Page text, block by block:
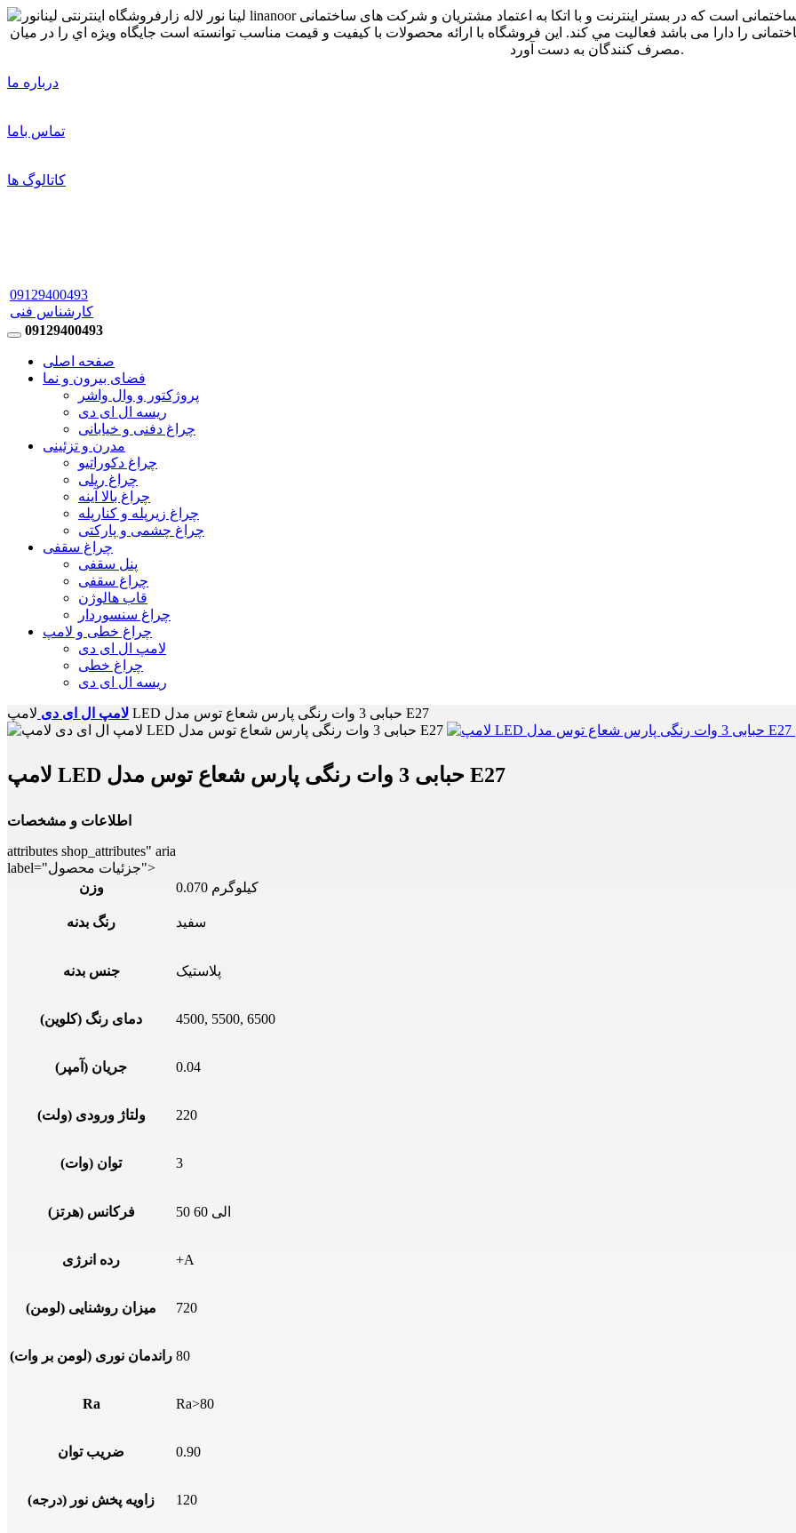
درباره ما
تماس باما
کاتالوگ ها
09129400493
کارشناس فنی
09129400493
صفحه اصلی
فضای بیرون و نما
پروژکتور و وال واشر
ریسه ال ای دی
چراغ دفنی و خیابانی
مدرن و تزئینی
چراغ دکوراتیو
چراغ ریلی
چراغ بالا آینه
چراغ زیرپله و کنارپله
چراغ چشمی و پارکتی
چراغ سقفی
پنل سقفی
چراغ سقفی
قاب هالوژن
چراغ سنسوردار
چراغ خطی و لامپ
لامپ ال ای دی
چراغ خطی
ریسه ال ای دی
لامپ ال ای دی لامپ LED حبابی 3 وات رنگی پارس شعاع توس مدل E27
لامپ LED حبابی 3 وات رنگی پارس شعاع توس مدل E27
اطلاعات و مشخصات
attributes shop_attributes" aria
label="جزئیات محصول">
وزن
0.070 کیلوگرم
رنگ بدنه سفید
جنس بدنه پلاستیک
دمای رنگ (کلوین) 4500, 5500, 6500
جریان (آمپر) 0.04
ولتاژ ورودی (ولت) 220
توان (وات) 3
فرکانس (هرتز) 50 الی 60
رده انرژی +A
میزان روشنایی (لومن) 720
راندمان نوری (لومن بر وات) 80
Ra Ra>80
ضریب توان 0.90
زاویه پخش نور (درجه) 120